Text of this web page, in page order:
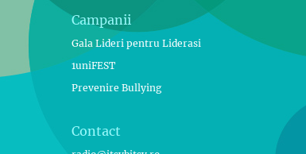
Campanii
Gala Lideri pentru Liderasi
1uniFEST
Prevenire Bullying
Contact